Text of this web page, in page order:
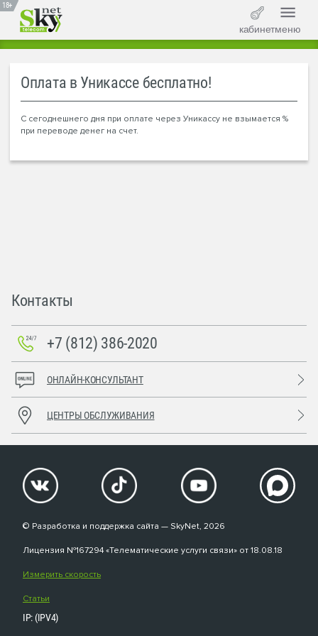
18+
кабинетменю
Оплата в Уникассе бесплатно!
С сегоднешнего дня при оплате через Уникассу не взымается %
при переводе денег на счет.
Контакты
+7 (812) 386-2020
ОНЛАЙН-КОНСУЛЬТАНТ
ЦЕНТРЫ ОБСЛУЖИВАНИЯ
© Разработка и поддержка сайта — SkyNet, 2026
Лицензия №167294 «Телематические услуги связи» от 18.08.18
Измерить скорость
Статьи
IP: (IPV4)